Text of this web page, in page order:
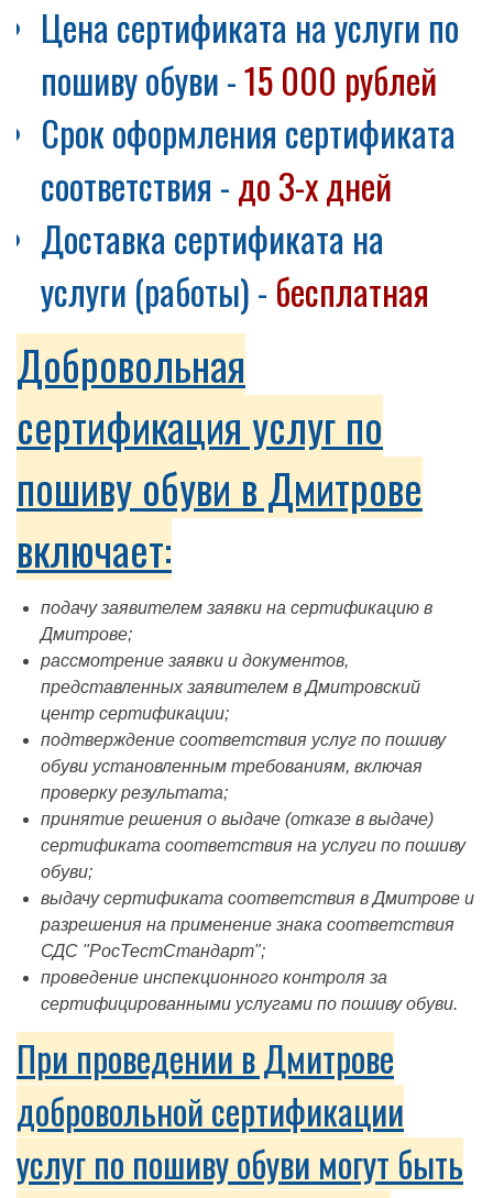
Цена сертификата на услуги по
пошиву обуви -15 000 рублей
Срок оформления сертификата
соответствия -до 3-х дней
Доставка сертификата на
услуги (работы) - бесплатная
Добровольная
сертификация услуг по
пошиву обуви в Дмитрове
включает:
подачу заявителем заявки на сертификацию в
Дмитрове;
рассмотрение заявки и документов,
представленных заявителем в Дмитровский
центр сертификации;
подтверждение соответствия услуг по пошиву
обуви установленным требованиям, включая
проверку результата;
принятие решения о выдаче (отказе в выдаче)
сертификата соответствия на услуги по пошиву
обуви;
выдачу сертификата соответствия в Дмитрове и
разрешения на применение знака соответствия
СДС "РосТестСтандарт";
проведение инспекционного контроля за
сертифицированными услугами по пошиву обуви.
При проведении в Дмитрове
добровольной сертификации
услуг по пошиву обуви могут быть